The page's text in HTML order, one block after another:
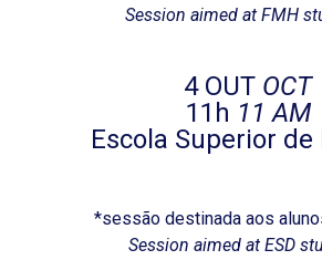
Session aimed at FMH
4 OUT OCT
11h 11 AM
Escola Superior de
*sessão destinada aos
Session aimed at ESD